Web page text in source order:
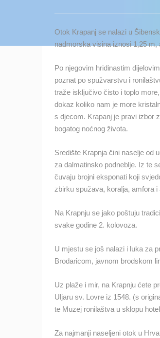
MEDIJI O
NAGRADE I
PRIZNANJA
DONACIJE
ZA NOVE
WEB
KAMERE
TERMS OF
USE
PRIVACY
POLICY
BANERI
NAJBOLJE S
Otok Krapanj se nalazi u
nadmorska visina iznosi 1,25 m,
Po njegovim hridinastim
poznat po spužvarstvu i
traže isključivo čisto i toplo
dokaz koliko nam je more
s djecom. Krapanj je pravi izbor
bogatog noćnog života.
Središte Krapnja čini naselje od
za dalmatinsko podneblje. Iz te
čuvaju brojni eksponati koji
zbirku spužava, koralja, amfora i
Na Krapnju se jako poštuju
svake godine 2. kolovoza.
U mjestu se još nalazi i luka za
Brodaricom, javnom brodskom
Uz plaže i mir, na Krapnju ćete
Uljaru sv. Lovre iz 1548. (s
te Muzej ronilaštva u sklopu
Za najmanji naseljeni otok u